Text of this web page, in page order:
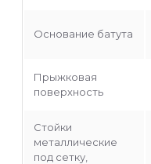
Основание батута
Прыжковая
поверхность
Стойки
металлические
под сетку,